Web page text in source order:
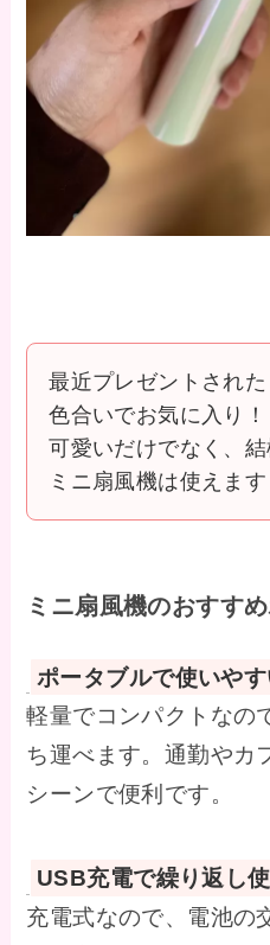
最近プレゼントされ
色合いでお気に入り！
可愛いだけでなく、結
ミニ扇風機は使えます
ミニ扇風機のおすす
ポータブルで使いや
軽量でコンパクトなの
ち運べます。通勤やカ
シーンで便利です。
USB充電で繰り返し
充電式なので、電池の